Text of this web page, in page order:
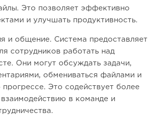
Это позволяет эффективно
и улучшать продуктивность.
и общение. Система предоставляет
сотрудников работать над
Они могут обсуждать задачи,
обмениваться файлами и
прогрессе. Это содействует более
в команде и